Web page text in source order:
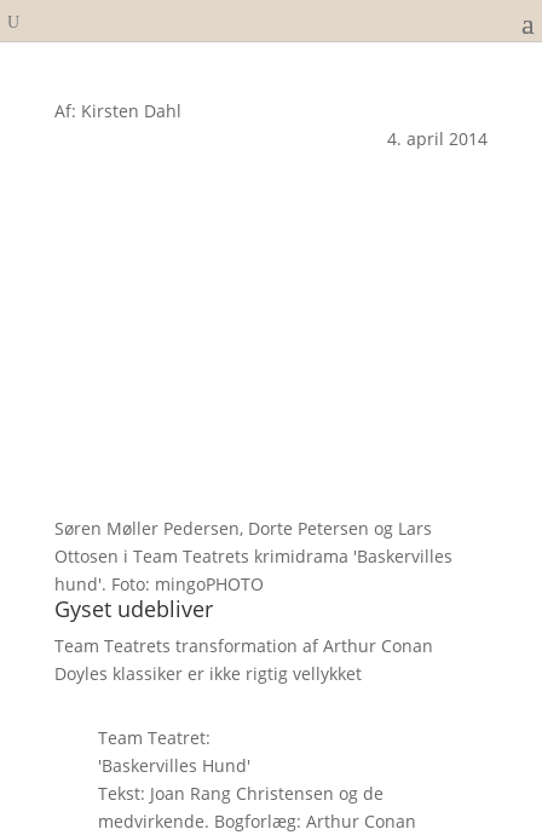
Af: Kirsten Dahl
4. april 2014
Søren Møller Pedersen, Dorte Petersen og Lars
Ottosen i Team Teatrets krimidrama 'Baskervilles
hund'. Foto: mingoPHOTO
Gyset udebliver
Team Teatrets transformation af Arthur Conan
Doyles klassiker er ikke rigtig vellykket
Team Teatret:
'Baskervilles Hund'
Tekst: Joan Rang Christensen og de
medvirkende. Bogforlæg: Arthur Conan